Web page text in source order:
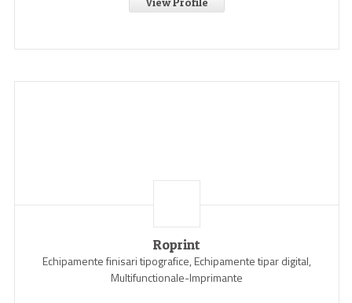
Roprint
Echipamente finisari tipografice, Echipamente tipar digital,
Multifunctionale-Imprimante